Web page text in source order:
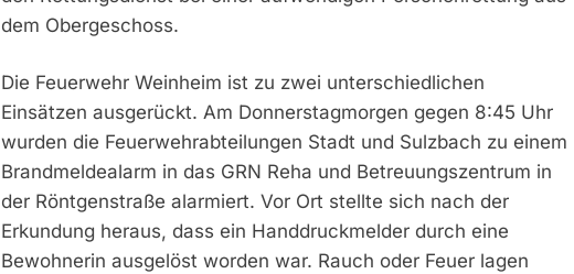
dem Obergeschoss.
Die Feuerwehr Weinheim ist zu zwei unterschiedlichen
Einsätzen ausgerückt. Am Donnerstagmorgen gegen 8:45 Uhr
wurden die Feuerwehrabteilungen Stadt und Sulzbach zu einem
Brandmeldealarm in das GRN Reha und Betreuungszentrum in
der Röntgenstraße alarmiert. Vor Ort stellte sich nach der
Erkundung heraus, dass ein Handdruckmelder durch eine
Bewohnerin ausgelöst worden war. Rauch oder Feuer lagen